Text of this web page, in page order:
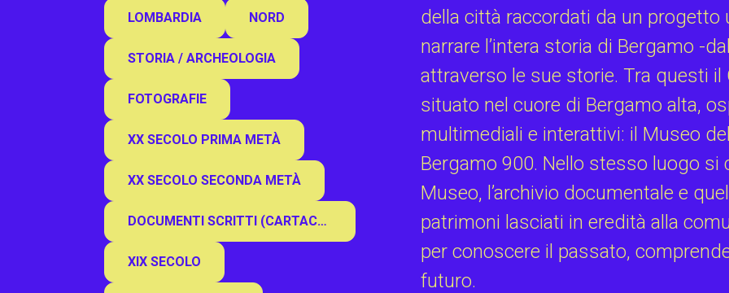
LOMBARDIA NORD
STORIA / ARCHEOLOGIA
FOTOGRAFIE
XX SECOLO PRIMA METÀ
XX SECOLO SECONDA METÀ
DOCUMENTI SCRITTI (CARTACEO, PERGAMENA)
XIX SECOLO
della città raccordati da un progetto
narrare l’intera storia di Bergamo -
attraverso le sue storie. Tra questi il
situato nel cuore di Bergamo alta,
multimediali e interattivi: il Museo
Bergamo 900. Nello stesso luogo si
Museo, l’archivio documentale e
patrimoni lasciati in eredità alla
per conoscere il passato,
futuro.